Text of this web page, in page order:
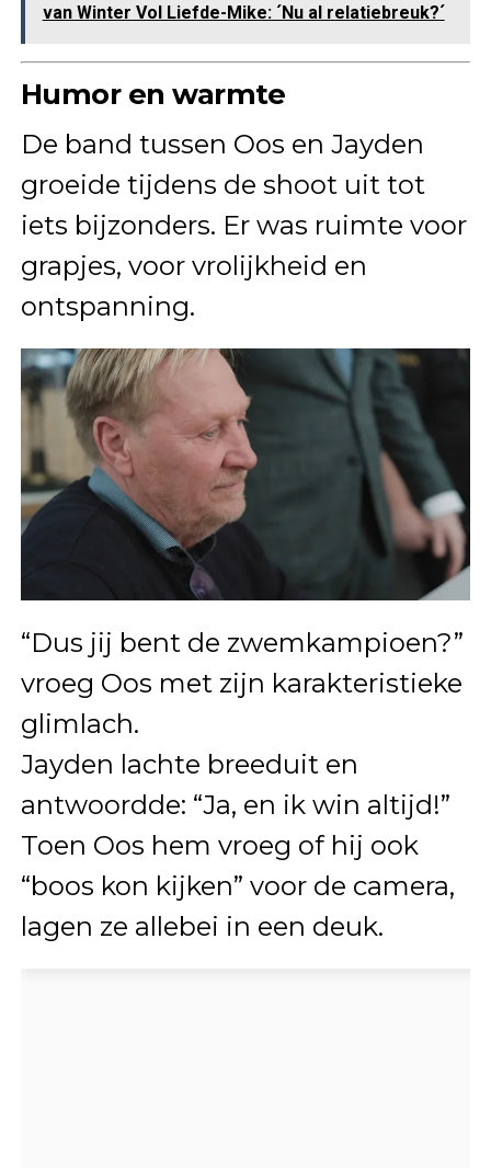
van Winter Vol Liefde-Mike: ´Nu al relatiebreuk?´
Humor en warmte
De band tussen Oos en Jayden
groeide tijdens de shoot uit tot
iets bijzonders. Er was ruimte voor
grapjes, voor vrolijkheid en
ontspanning.
“Dus jij bent de zwemkampioen?”
vroeg Oos met zijn karakteristieke
glimlach.
Jayden lachte breeduit en
antwoordde: “Ja, en ik win altijd!”
Toen Oos hem vroeg of hij ook
“boos kon kijken” voor de camera,
lagen ze allebei in een deuk.